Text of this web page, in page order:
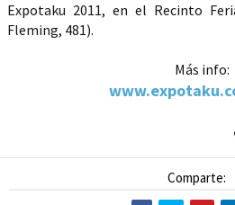
Expotaku 2011, en el Recinto
Fleming, 481).
Más info:
Comparte: